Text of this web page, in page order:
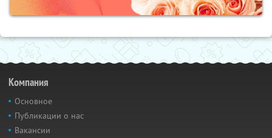
Компания
Основное
Публикации о нас
Вакансии